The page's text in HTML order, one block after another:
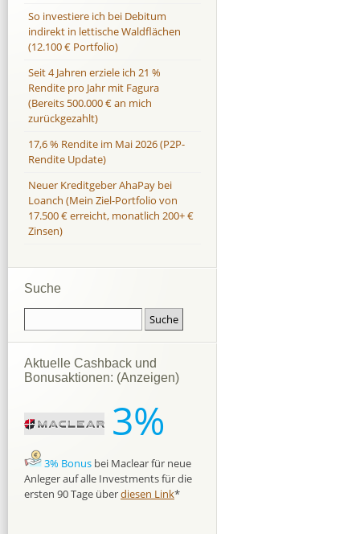
So investiere ich bei Debitum
indirekt in lettische Waldflächen
(12.100 € Portfolio)
Seit 4 Jahren erziele ich 21 %
Rendite pro Jahr mit Fagura
(Bereits 500.000 € an mich
zurückgezahlt)
17,6 % Rendite im Mai 2026 (P2P-
Rendite Update)
Neuer Kreditgeber AhaPay bei
Loanch (Mein Ziel-Portfolio von
17.500 € erreicht, monatlich 200+ €
Zinsen)
Suche
Aktuelle Cashback und
Bonusaktionen: (Anzeigen)
3%
3% Bonus bei Maclear für neue
Anleger auf alle Investments für die
ersten 90 Tage überdiesen Link*